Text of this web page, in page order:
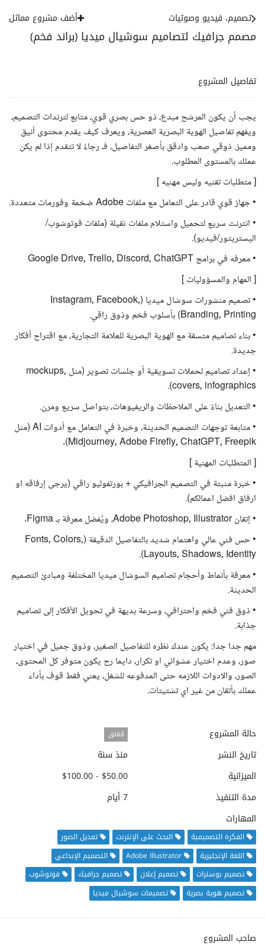
مصمم جرافيك لتصاميم سوشيال ميديا (براند فخم)
تصميم، فيديو وصوتيات أضف مشروع مماثل
تفاصيل المشروع
يجب أن يكون المرشح مبدع، ذو حس بصري قوي، متابع لترندات التصميم،
ويفهم تفاصيل الهوية البصرية العصرية، ويعرف كيف يقدم محتوى أنيق
ومميز. ذوقي صعب وادقق بأصغر التفاصيل، فـ رجاءً لا تتقدم إذا لم يكن
عملك بالمستوى المطلوب.
[ متطلبات تقنيه وليس مهنيه ]
• جهاز قوي قادر على التعامل مع ملفات Adobe ضخمة وفورمات متعددة.
• انترنت سريع لتحميل واستلام ملفات ثقيلة (ملفات فوتوشوب/
اليستريتور/فيديو).
• معرفه في برامج Google Drive, Trello, Discord, ChatGPT
[ المهام والمسؤوليات ]
• تصميم منشورات سوشال ميديا (Instagram, Facebook,
Branding, Printing) بأسلوب فخم وذوق راقي.
• بناء تصاميم متسقة مع الهوية البصرية للعلامة التجارية، مع اقتراح أفكار
جديدة.
• إعداد تصاميم لحملات تسويقية أو جلسات تصوير (مثل mockups,
covers, infographics).
• التعديل بناءً على الملاحظات والريفيوهات، بتواصل سريع ومرن.
• متابعة توجهات التصميم الحديثة، وخبرة في التعامل مع أدوات AI (مثل
Midjourney, Adobe Firefly, ChatGPT, Freepik).
[ المتطلبات المهنية ]
• خبرة مثبتة في التصميم الجرافيكي + بورتفوليو راقي (يرجى إرفاقه او
ارفاق افضل اعمالكم).
• إتقان Adobe Photoshop, Illustrator، ويُفضل معرفة بـ Figma.
• حس فني عالي واهتمام شديد بالتفاصيل الدقيقة (Fonts, Colors,
Layouts, Shadows, Identity).
• معرفة بأنماط وأحجام تصاميم السوشال ميديا المختلفة ومبادئ التصميم
الحديثة.
• ذوق فني فخم واحترافي، وسرعة بديهة في تحويل الأفكار إلى تصاميم
جذابة.
مهم جدا جدا: يكون عندك نظره للتفاصيل الصغير، وذوق جميل في اختيار
صور، وعدم اختيار عشوائي او تكرار، دايما رح يكون متوفر كل المحتوى،
الصور، والادوات اللازمه حتى المدفوعه للشغل، يعني فقط قوف بأداء
عملك بأتقان من غير اي تشتيتات.
حالة المشروع مُغلق
تاريخ النشر
منذ سنة
الميزانية
$50.00 - $100.00
مدة التنفيذ
7 أيام
المهارات
الفكرة التصميمية البحث على الإنترنت
تعديل الصور
اللغة الإنجليزية
Adobe Illustrator
التصميم الإبداعي
تصميم بوسترات
تصميم إعلان تصميم جرافيك
فوتوشوب
تصميم هوية بصرية
تصميمات سوشيال ميديا
صاحب المشروع